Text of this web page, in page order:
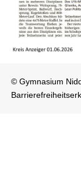
© Gymnasium